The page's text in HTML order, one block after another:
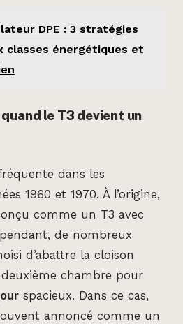
DPE : 3 stratégies
classes énergétiques et
le T3 devient un
dans les
1960 et 1970. À l’origine,
comme un T3 avec
de nombreux
d’abattre la cloison
chambre pour
spacieux. Dans ce cas,
annoncé comme un